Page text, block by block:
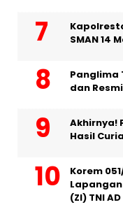
SMAN 14
Panglima
dan
Akhirnya!
Hasil
Korem
(ZI) TNI